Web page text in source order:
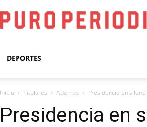
DEPORTES
Inicio Titulares Además Presidencia en
Presidencia en